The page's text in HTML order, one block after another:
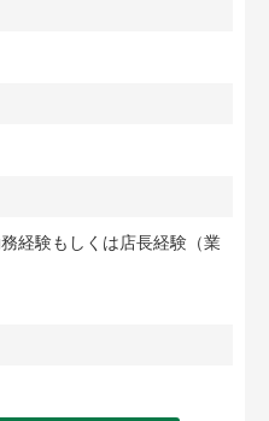
経験もしくは店長経験（業